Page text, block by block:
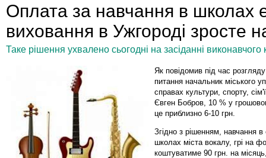
Оплата за навчання в школах
виховання в Ужгороді зросте
Таке рішення ухвалено сьогодні на засіданні виконавчого
Як повідомив під час розгляду
питання начальник міського
справах культури, спорту,
Євген Бобров, 10 % у
це приблизно 6-10 грн.
Згідно з рішенням, навчання в
школах міста вокалу, грі на
коштуватиме 90 грн. на